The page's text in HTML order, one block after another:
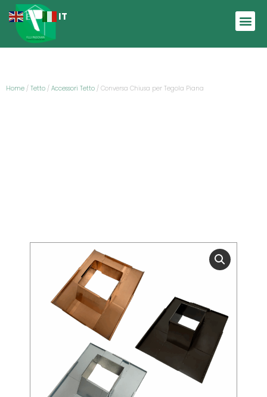
Home / Tetto / Accessori Tetto / Conversa Chiusa per Tegola Piana
EN IT